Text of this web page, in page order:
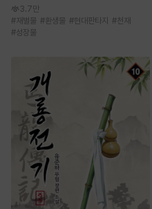
3.7만
# 재벌물 # 환생물 #현대판타지 #천재
#성장물